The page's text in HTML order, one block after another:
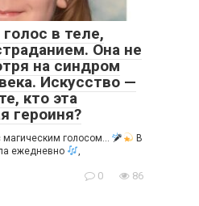
в теле,
Она не
на синдром
Искусство —
кто эта
героиня?
голосом…
В
ежедневно
0 86